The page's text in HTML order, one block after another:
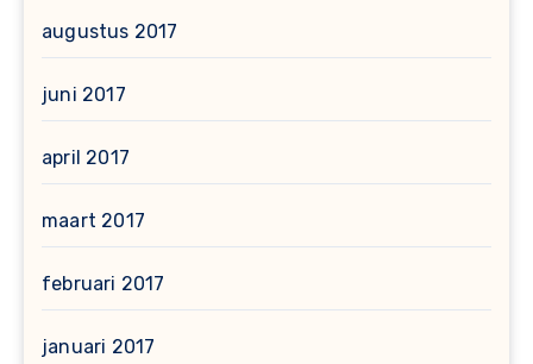
augustus 2017
juni 2017
april 2017
maart 2017
februari 2017
januari 2017